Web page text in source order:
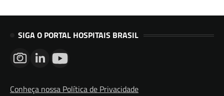
SIGA O PORTAL HOSPITAIS BRASIL
Conheça nossa Política de Privacidade